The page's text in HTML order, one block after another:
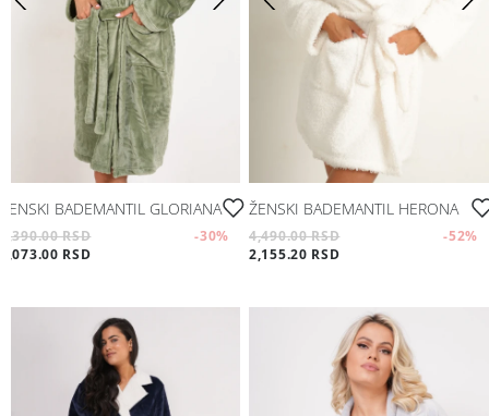
ŽENSKI BADEMANTIL GLORIANA
4,390.00 RSD -30%
3,073.00 RSD
ŽENSKI BADEMANTIL HERONA
4,490.00 RSD -52%
2,155.20 RSD